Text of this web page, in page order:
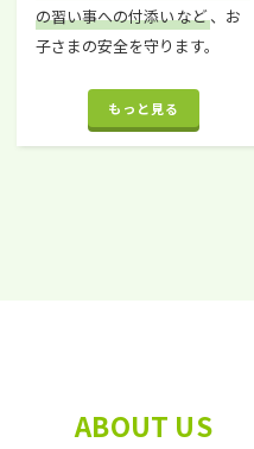
の習い事への付添いなど、お
子さまの安全を守ります。
もっと見る
ABOUT US